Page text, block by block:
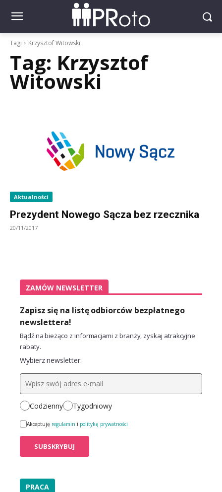
Tagi Krzysztof Witowski
Tag: Krzysztof
Witowski
Aktualności
Prezydent Nowego Sącza bez rzecznika
20/11/2017
ZAMÓW NEWSLETTER
Zapisz się na listę odbiorców bezpłatnego
newslettera!
Bądź na bieżąco z informacjami z branży, zyskaj atrakcyjne
rabaty.
Wybierz newsletter:
Codzienny Tygodniowy
Akceptuję regulamin i politykę prywatności
PRACA